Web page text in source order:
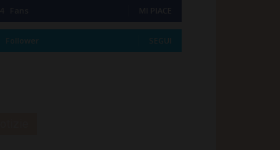
Follower SEGUI